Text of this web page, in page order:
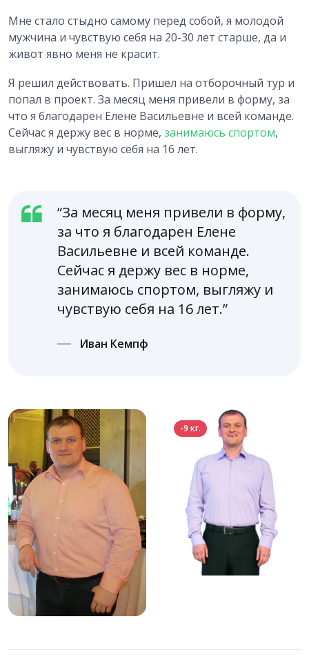
Мне стало стыдно самому перед собой, я молодой
мужчина и чувствую себя на 20-30 лет старше, да и
живот явно меня не красит.
Я решил действовать. Пришел на отборочный тур и
попал в проект. За месяц меня привели в форму, за
что я благодарен Елене Васильевне и всей команде.
Сейчас я держу вес в норме, занимаюсь спортом,
выгляжу и чувствую себя на 16 лет.
“За месяц меня привели в форму,
за что я благодарен Елене
Васильевне и всей команде.
Сейчас я держу вес в норме,
занимаюсь спортом, выгляжу и
чувствую себя на 16 лет.”
Иван Кемпф
-9 кг.